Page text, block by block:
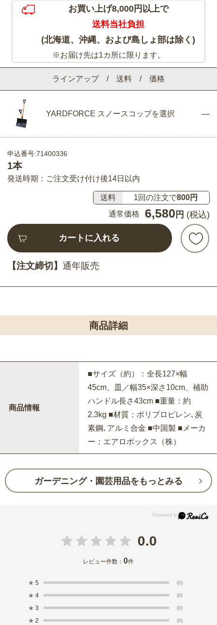
ラインアップ / 送料 / 価格
YARDFORCE スノースコップを選択
申込番号:71400336
1本
発送時期：ご注文受け付け後14日以内
送料 1回の注文で800円
通常価格
6,580 円 (税込)
カートに入れる
【注文締切】 通年販売
お買い上げ8,000円以上で
送料当社負担
(北海道、沖縄、および島しょ部は除く)
※お届け先は1カ所に限ります。
商品詳細
商品情報
■サイズ（約）：全長127×幅
45cm、皿／幅35×深さ10cm、補助
ハンドル長さ43cm ■重量：約
2.3kg ■材質：ポリプロピレン､炭
素鋼､アルミ合金 ■中国製 ■メーカ
ー：エアロボックス（株）
ガーデニング・園芸用品をもっとみる
0.0
レビュー件数：0件
★ 5 (0)
★ 4 (0)
★ 3 (0)
★ 2 (0)